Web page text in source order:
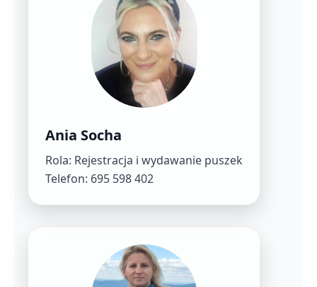
Ania Socha
Rola: Rejestracja i wydawanie puszek
Telefon: 695 598 402